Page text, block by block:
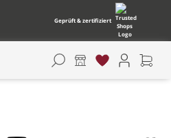
Geprüft & zertifiziert